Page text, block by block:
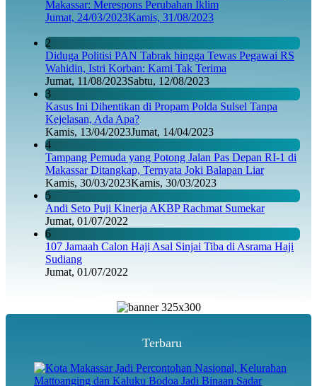
Makassar: Merespons Perubahan Iklim
Jumat, 24/03/2023Kamis, 31/08/2023
2
Diduga Politisi PAN Tabrak hingga Tewas Pegawai RS
Wahidin, Istri Korban: Kami Tak Terima
Jumat, 11/08/2023Sabtu, 12/08/2023
3
Kasus Ini Dihentikan di Propam Polda Sulsel Tanpa
Kejelasan, Ada Apa?
Kamis, 13/04/2023Jumat, 14/04/2023
4
Tampang Pemuda yang Potong Jalan Pas Depan RI-1 di
Makassar Ditangkap, Ternyata Joki Balapan Liar
Kamis, 30/03/2023Kamis, 30/03/2023
5
Andi Seto Puji Kinerja AKBP Rachmat Sumekar
Jumat, 01/07/2022
6
107 Jamaah Calon Haji Asal Sinjai Tiba di Asrama Haji
Sudiang
Jumat, 01/07/2022
Terbaru